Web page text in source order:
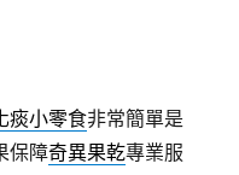
痰小零食非常簡單是
保障奇異果乾專業服